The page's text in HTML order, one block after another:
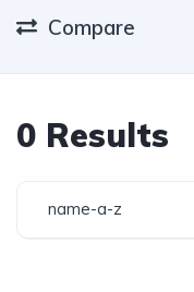
Compare
0 Results
name-a-z